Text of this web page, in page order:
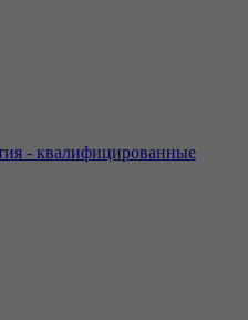
- квалифицированные